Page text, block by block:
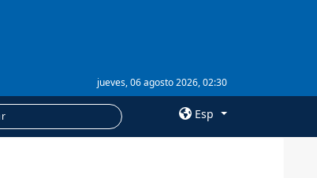
jueves, 06 agosto 2026, 02:30
Esp